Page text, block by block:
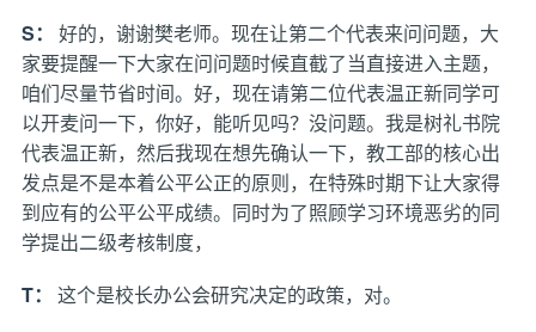
S：
好的，谢谢樊老师。现在让第二个代表来问问题，大
家要提醒一下大家在问问题时候直截了当直接进入主题，
咱们尽量节省时间。好，现在请第二位代表温正新同学可
以开麦问一下，你好，能听见吗？没问题。我是树礼书院
代表温正新，然后我现在想先确认一下，教工部的核心出
发点是不是本着公平公正的原则，在特殊时期下让大家得
到应有的公平公平成绩。同时为了照顾学习环境恶劣的同
学提出二级考核制度，
T：
这个是校长办公会研究决定的政策，对。